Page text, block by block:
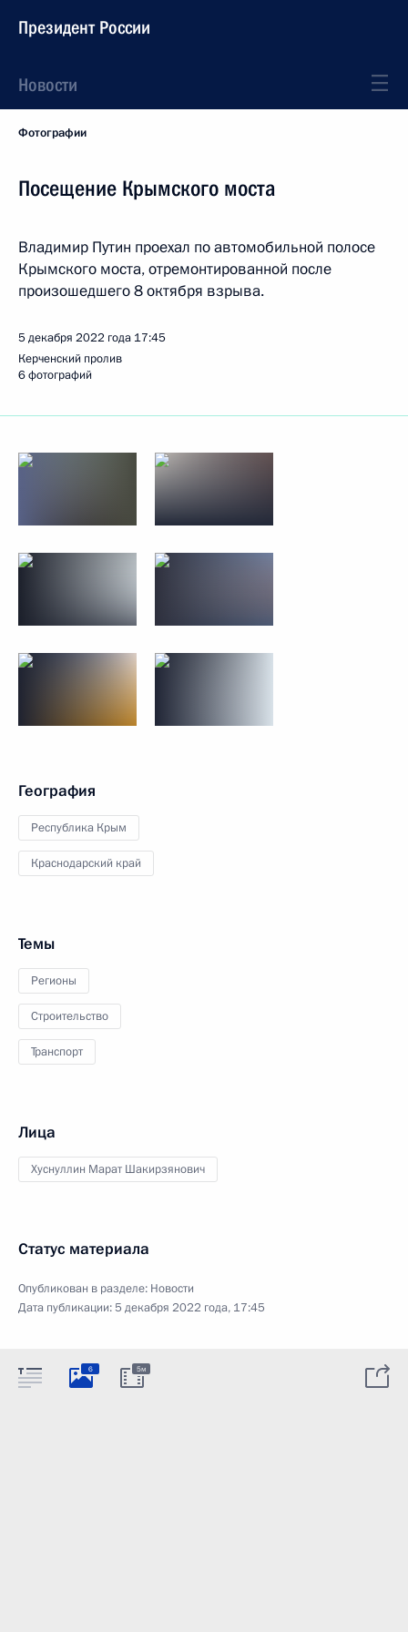
Президент России
Новости
Фотографии
Посещение Крымского моста
Владимир Путин проехал по автомобильной полосе
Крымского моста, отремонтированной после
произошедшего 8 октября взрыва.
5 декабря 2022 года 17:45
Керченский пролив
6 фотографий
География
Республика Крым
Краснодарский край
Темы
Регионы
Строительство
Транспорт
Лица
Хуснуллин Марат Шакирзянович
Статус материала
Опубликован в разделе: Новости
Дата публикации:5 декабря 2022 года, 17:45
6 5м